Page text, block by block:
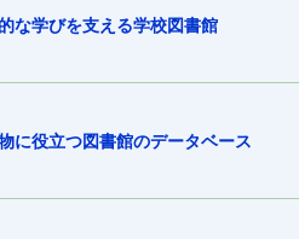
な学びを支える学校図書館
に役立つ図書館のデータベース